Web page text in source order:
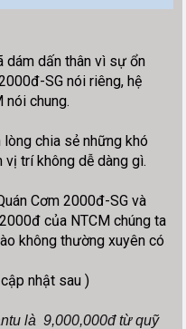
dám dấn thân vì sự ổn
SG nói riêng, hệ
nói chung.
chia sẻ những khó
vị trí không dễ dàng gì.
Cơm 2000đ-SG và
của NTCM chúng ta
không thường xuyên có
nhật sau )
là 9,000,000đ từ quỹ